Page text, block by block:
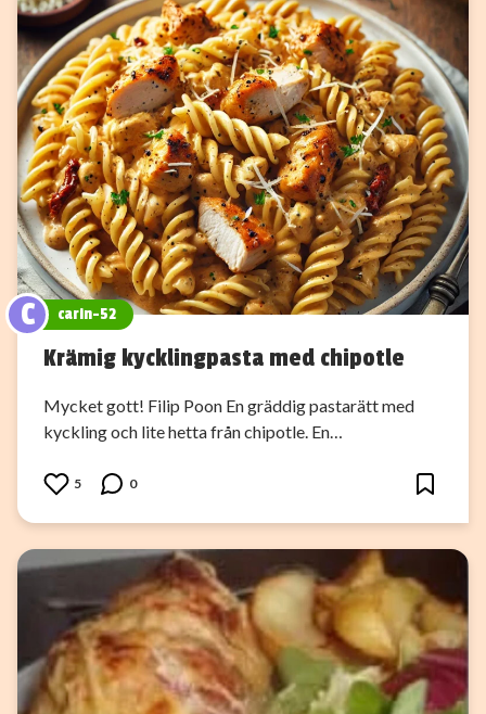
C carin-52
Krämig kycklingpasta med chipotle
Mycket gott! Filip Poon En gräddig pastarätt med
kyckling och lite hetta från chipotle. En…
5 0